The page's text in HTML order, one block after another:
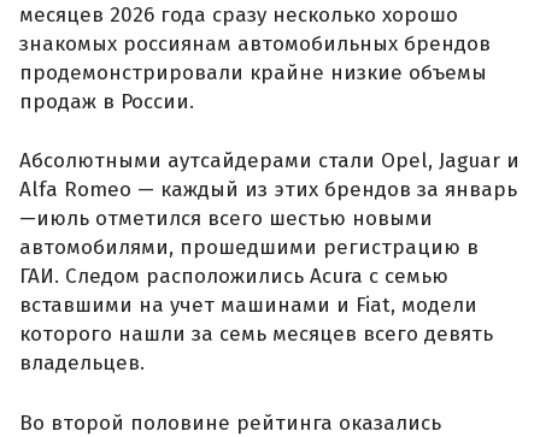
месяцев 2026 года сразу несколько хорошо
знакомых россиянам автомобильных брендов
продемонстрировали крайне низкие объемы
продаж в России.
Абсолютными аутсайдерами стали Opel, Jaguar и
Alfa Romeo — каждый из этих брендов за январь
—июль отметился всего шестью новыми
автомобилями, прошедшими регистрацию в
ГАИ. Следом расположились Acura с семью
вставшими на учет машинами и Fiat, модели
которого нашли за семь месяцев всего девять
владельцев.
Во второй половине рейтинга оказались